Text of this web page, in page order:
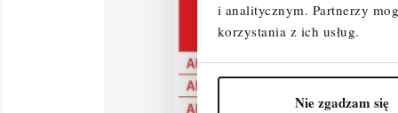
i analitycznym. Partnerzy
korzystania z ich usług.
Nie zgadzam się